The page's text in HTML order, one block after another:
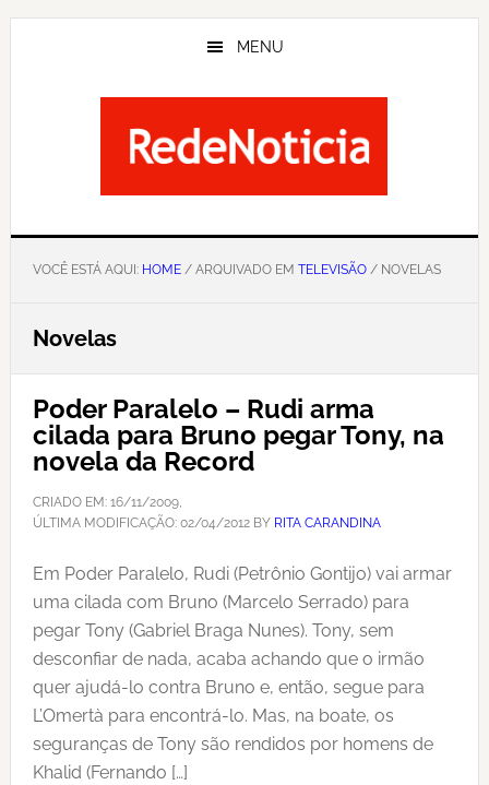
Skip
MENU
VOCÊ ESTÁ AQUI: HOME/ ARQUIVADO EM TELEVISÃO/ NOVELAS
Novelas
Poder Paralelo – Rudi arma
cilada para Bruno pegar Tony, na
novela da Record
CRIADO EM: 16/11/2009,
ÚLTIMA MODIFICAÇÃO: 02/04/2012BY RITA CARANDINA
Em Poder Paralelo, Rudi (Petrônio Gontijo) vai armar
uma cilada com Bruno (Marcelo Serrado) para
pegar Tony (Gabriel Braga Nunes). Tony, sem
desconfiar de nada, acaba achando que o irmão
quer ajudá-lo contra Bruno e, então, segue para
L’Omertà para encontrá-lo. Mas, na boate, os
seguranças de Tony são rendidos por homens de
Khalid (Fernando […]